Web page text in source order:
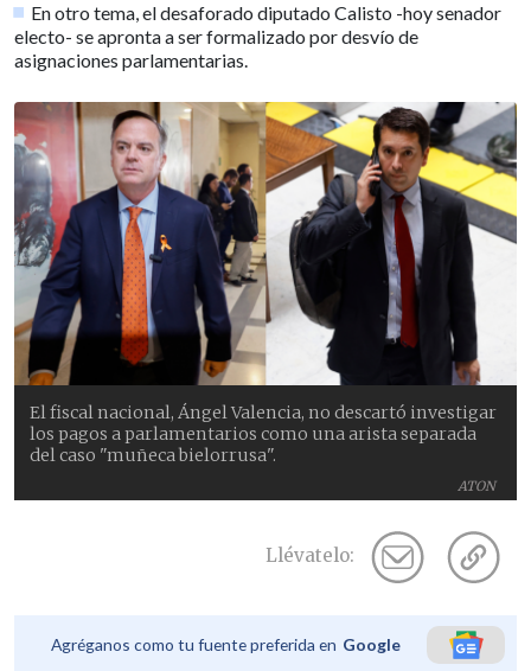
En otro tema, el desaforado diputado Calisto -hoy senador
electo- se apronta a ser formalizado por desvío de
asignaciones parlamentarias.
ATON
El fiscal nacional, Ángel Valencia, no descartó investigar
los pagos a parlamentarios como una arista separada
del caso "muñeca bielorrusa".
Llévatelo:
Agréganos como tu fuente preferida en Google